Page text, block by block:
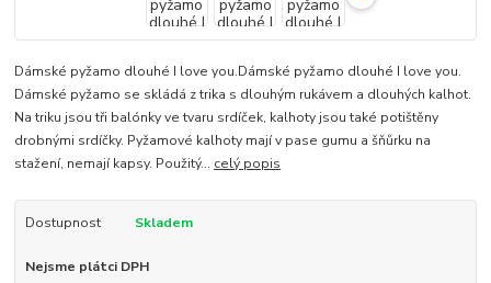
Dámské pyžamo dlouhé I love you.Dámské pyžamo dlouhé I love you.
Dámské pyžamo se skládá z trika s dlouhým rukávem a dlouhých kalhot.
Na triku jsou tři balónky ve tvaru srdíček, kalhoty jsou také potištěny
drobnými srdíčky. Pyžamové kalhoty mají v pase gumu a šňůrku na
stažení, nemají kapsy. Použitý... celý popis
Dostupnost Skladem
Nejsme plátci DPH